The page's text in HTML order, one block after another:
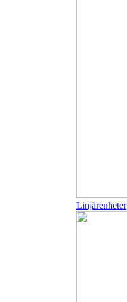
Linjärenheter